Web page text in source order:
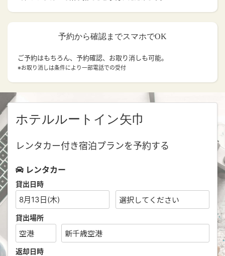
予約から確認までスマホでOK
ご予約はもちろん、予約確認、お取り消しも可能。
※お取り消しは条件により一部電話での受付
ホテルルートイン矢巾
レンタカー付き宿泊プランを予約する
レンタカー
貸出日時
8月13日(木)
貸出場所
返却日時